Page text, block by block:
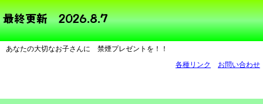
あなたの大切なお子さんに 禁煙プレゼントを！！
各種リンク
お問い合わせ